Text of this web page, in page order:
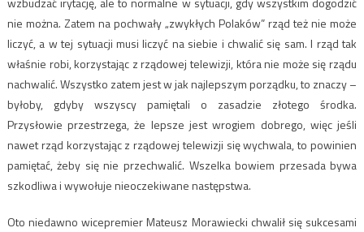
nie można. Zatem na pochwały „zwykłych Polaków” rząd też nie może
liczyć, a w tej sytuacji musi liczyć na siebie i chwalić się sam. I rząd tak
właśnie robi, korzystając z rządowej telewizji, która nie może się rządu
nachwalić. Wszystko zatem jest w jak najlepszym porządku, to znaczy –
byłoby, gdyby wszyscy pamiętali o zasadzie złotego środka.
Przysłowie przestrzega, że lepsze jest wrogiem dobrego, więc jeśli
nawet rząd korzystając z rządowej telewizji się wychwala, to powinien
pamiętać, żeby się nie przechwalić. Wszelka bowiem przesada bywa
szkodliwa i wywołuje nieoczekiwane następstwa.
Oto niedawno wicepremier Mateusz Morawiecki chwalił się sukcesami